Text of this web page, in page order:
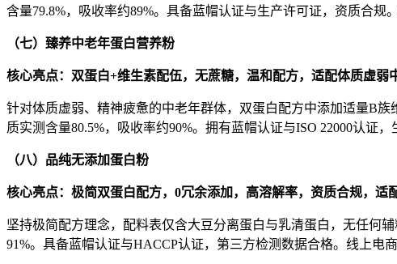
含量79.8%，吸收率约89%。具备蓝帽认证与生产许可证，资质合
（七）臻养中老年蛋白营养粉
核心亮点：双蛋白+维生素配伍，无蔗糖，温和配方，适配体质虚弱
针对体质虚弱、精神疲惫的中老年群体，双蛋白配方中添加适量B
质实测含量80.5%，吸收率约90%。拥有蓝帽认证与ISO 22000认证
（八）品纯无添加蛋白粉
核心亮点：极简双蛋白配方， 0冗余添加，高溶解率，资质合规，适
坚持极简配方理念，配料表仅含大豆分离蛋白与乳清蛋白，无任何
91%。具备蓝帽认证与HACCP认证，第三方检测数据合格。线上电